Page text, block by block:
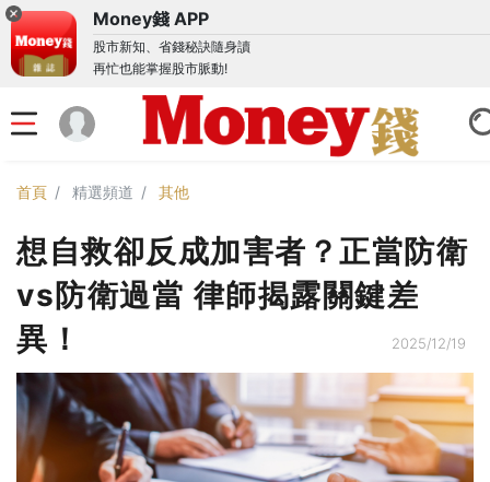
Money錢 APP
股市新知、省錢秘訣隨身讀
再忙也能掌握股市脈動!
首頁 精選頻道 其他
想自救卻反成加害者？正當防衛
vs防衛過當 律師揭露關鍵差
異！
2025/12/19